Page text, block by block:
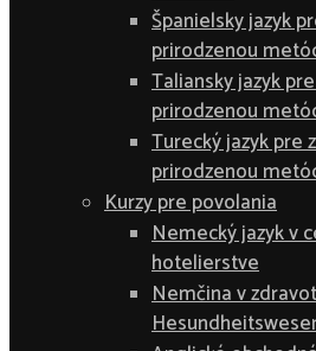
Španielsky jazyk
prirodzenou
Taliansky jazyk
prirodzenou
Turecký jazyk pre
prirodzenou
Kurzy pre povolania
Nemecký jazyk v
hotelierstve
Nemčina v